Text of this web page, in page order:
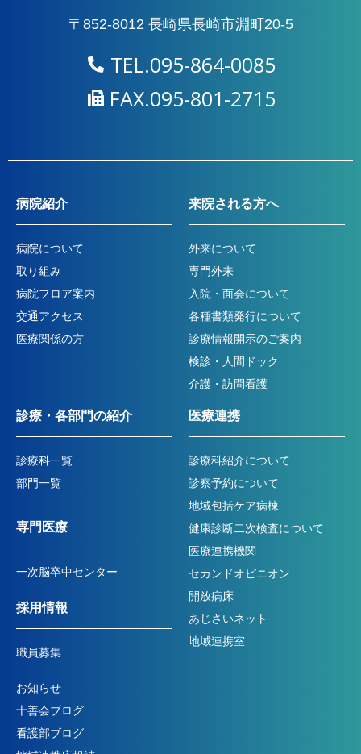
〒852-8012 長崎県長崎市淵町20-5
TEL.095-864-0085
FAX.095-801-2715
病院紹介
病院について
取り組み
病院フロア案内
交通アクセス
医療関係の方
来院される方へ
外来について
専門外来
入院・面会について
各種書類発行について
診療情報開示のご案内
検診・人間ドック
介護・訪問看護
診療・各部門の紹介
診療科一覧
部門一覧
専門医療
一次脳卒中センター
採用情報
職員募集
医療連携
診療科紹介について
診察予約について
地域包括ケア病棟
健康診断二次検査について
医療連携機関
セカンドオピニオン
開放病床
あじさいネット
地域連携室
お知らせ
十善会ブログ
看護部ブログ